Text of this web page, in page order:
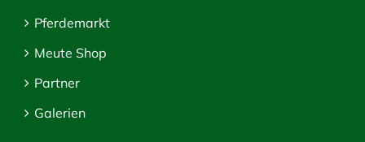
Pferdemarkt
Meute Shop
Partner
Galerien